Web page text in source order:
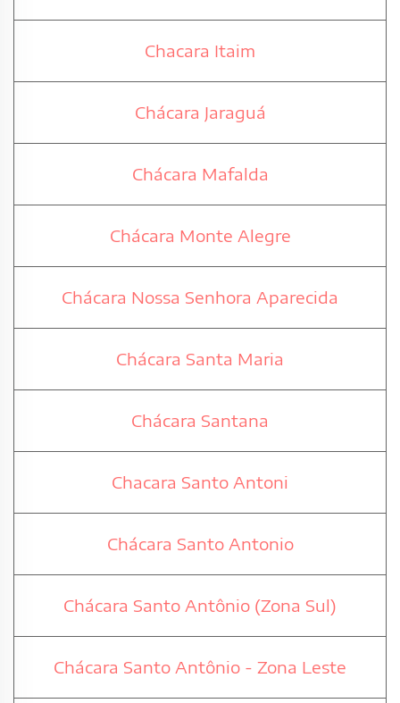
Chacara Itaim
Chácara Jaraguá
Chácara Mafalda
Chácara Monte Alegre
Chácara Nossa Senhora Aparecida
Chácara Santa Maria
Chácara Santana
Chacara Santo Antoni
Chácara Santo Antonio
Chácara Santo Antônio (Zona Sul)
Chácara Santo Antônio - Zona Leste